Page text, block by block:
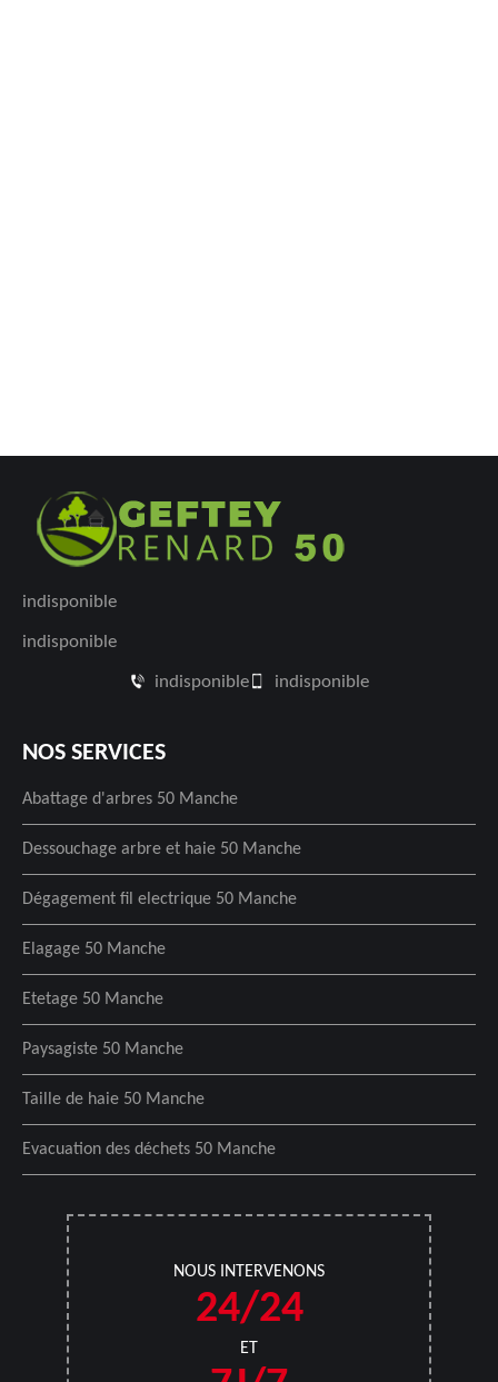
indisponible
indisponible
indisponible indisponible
NOS SERVICES
Abattage d'arbres 50 Manche
Dessouchage arbre et haie 50 Manche
Dégagement fil electrique 50 Manche
Elagage 50 Manche
Etetage 50 Manche
Paysagiste 50 Manche
Taille de haie 50 Manche
Evacuation des déchets 50 Manche
NOUS INTERVENONS
24/24
ET